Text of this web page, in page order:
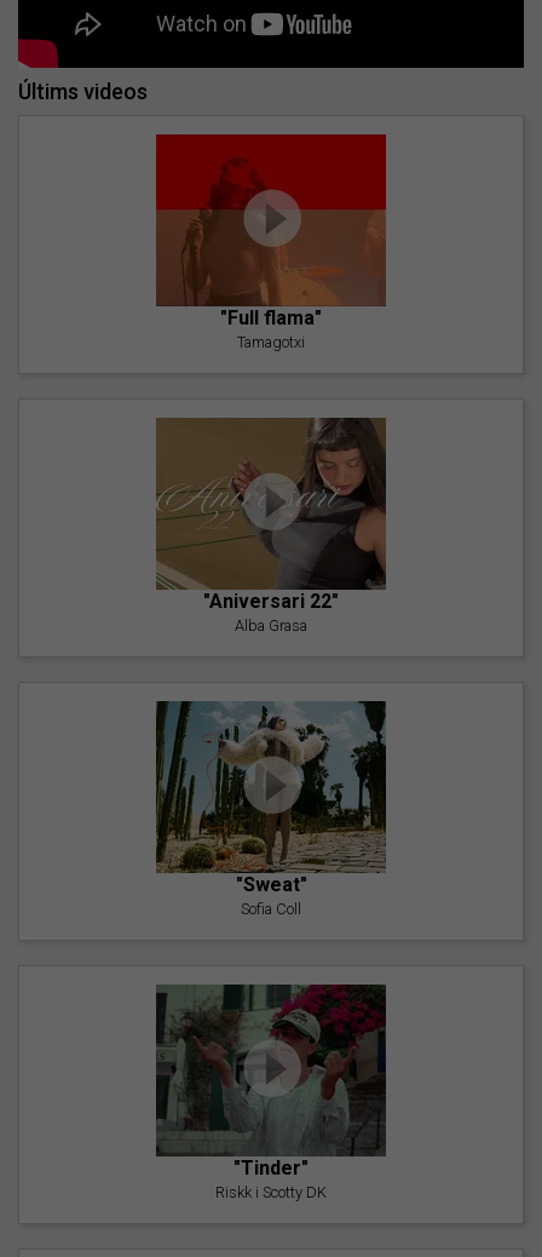
Últims videos
"Full flama"
Tamagotxi
"Aniversari 22"
Alba Grasa
"Sweat"
Sofia Coll
"Tinder"
Riskk i Scotty DK